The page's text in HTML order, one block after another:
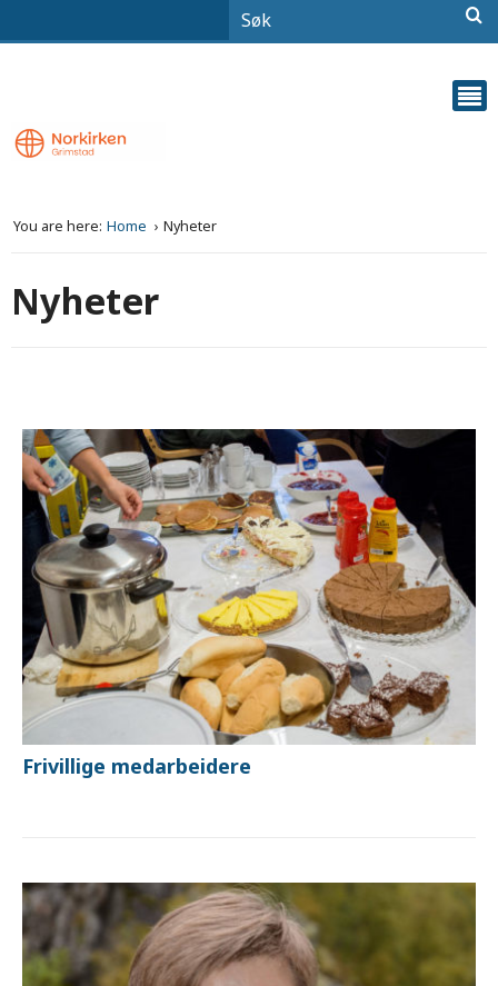
You are here: Home Nyheter
Nyheter
Frivillige medarbeidere